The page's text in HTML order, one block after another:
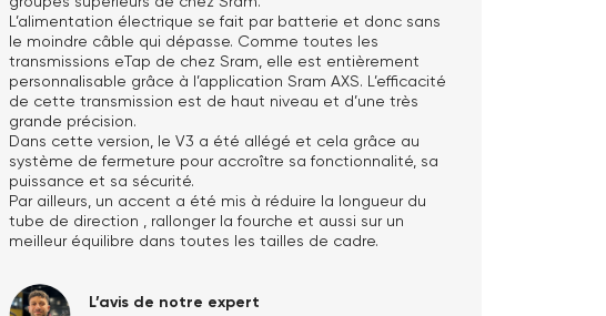
L’alimentation électrique se fait par batterie et donc sans
le moindre câble qui dépasse. Comme toutes les
transmissions eTap de chez Sram, elle est entièrement
personnalisable grâce à l’application Sram AXS. L’efficacité
de cette transmission est de haut niveau et d’une très
grande précision.
Dans cette version, le V3 a été allégé et cela grâce au
système de fermeture pour accroître sa fonctionnalité, sa
puissance et sa sécurité.
Par ailleurs, un accent a été mis à réduire la longueur du
tube de direction , rallonger la fourche et aussi sur un
meilleur équilibre dans toutes les tailles de cadre.
L’avis de notre expert